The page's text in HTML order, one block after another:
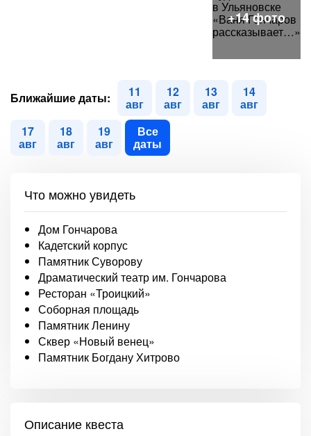
Ближайшие даты: 11
авг
12
авг
13
авг
14
авг
17
авг
18
авг
19
авг
Все
даты
Что можно увидеть
Дом Гончарова
Кадетский корпус
Памятник Суворову
Драматический театр им. Гончарова
Ресторан «Троицкий»
Соборная площадь
Памятник Ленину
Сквер «Новый венец»
Памятник Богдану Хитрово
Описание квеста